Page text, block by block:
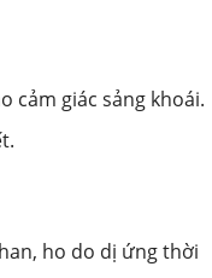
cảm giác sảng khoái.
ho do dị ứng thời